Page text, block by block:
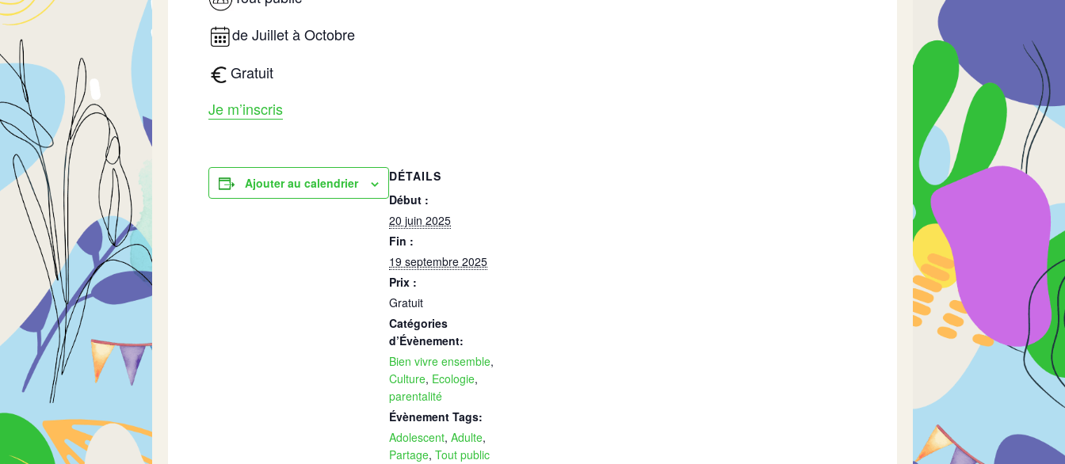
de Juillet à Octobre
Gratuit
Je m’inscris
Ajouter au calendrier
DÉTAILS
Début :
20 juin 2025
Fin :
19 septembre 2025
Prix :
Gratuit
Catégories
d’Évènement:
Bien vivre ensemble,
Culture, Ecologie,
parentalité
Évènement Tags:
Adolescent, Adulte,
Partage, Tout public